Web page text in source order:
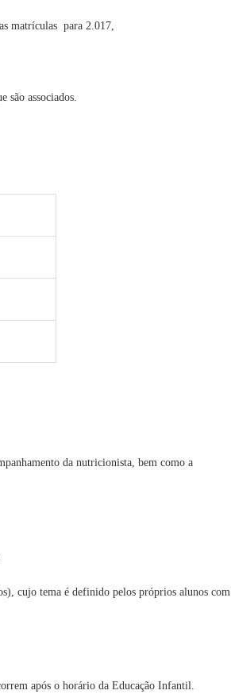
matrículas para 2.017,
são associados.
da nutricionista, bem como a
cujo tema é definido pelos próprios alunos com
após o horário da Educação Infantil.